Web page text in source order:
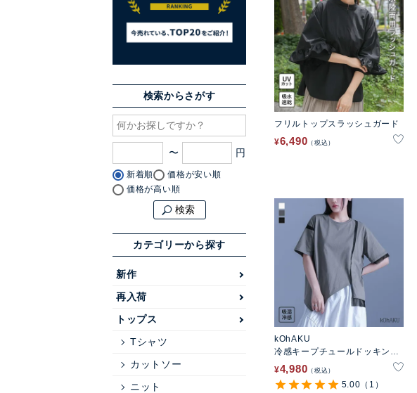
検索からさがす
〜
新着順
価格が安い順
価格が高い順
検索
カテゴリーから探す
新作
再入荷
トップス
Tシャツ
カットソー
ニット
フリルトップスラッシュガード
¥6,490 税込
kOhAKU
冷感キープチュールドッキング
アシンメトリーカットソー
¥4,980 税込
5.00 （1）